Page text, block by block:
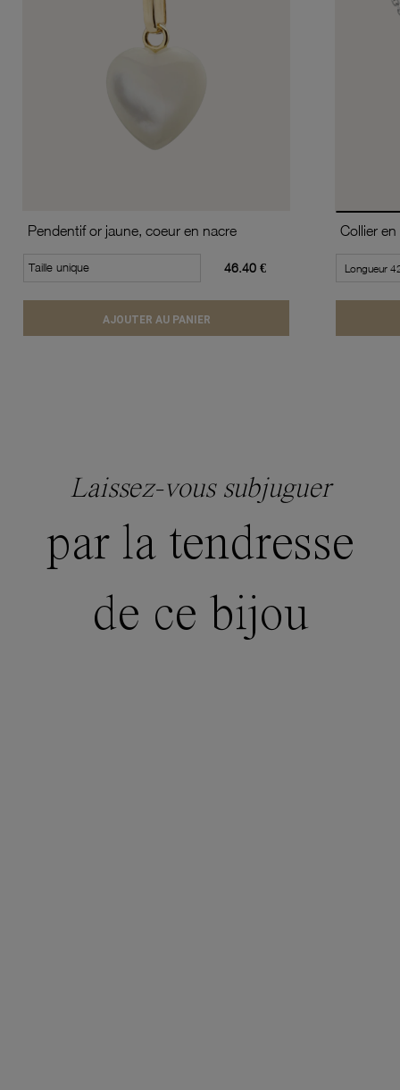
Pendentif or jaune, coeur en nacre
Taille unique 46.40 €
AJOUTER AU PANIER
Laissez-vous subjuguer
par la tendresse
de ce bijou